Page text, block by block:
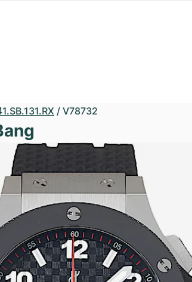
/ V78732